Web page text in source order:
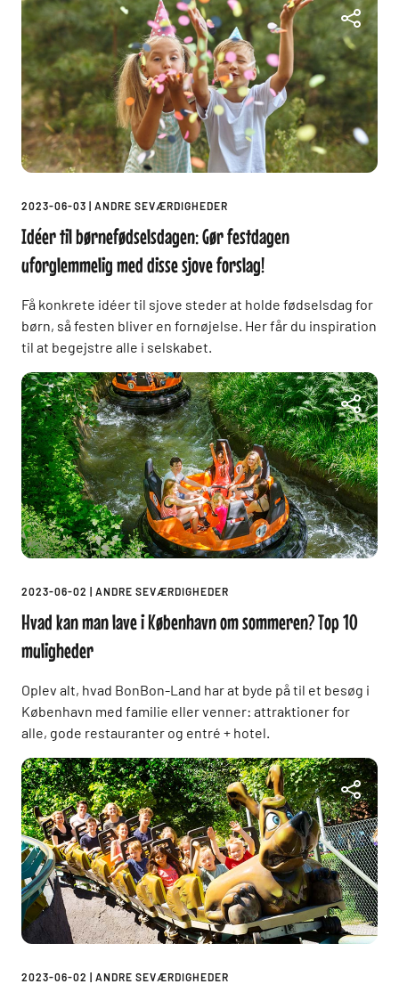
2023-06-03 ANDRE SEVÆRDIGHEDER
Idéer til børnefødselsdagen: Gør festdagen
uforglemmelig med disse sjove forslag!
Få konkrete idéer til sjove steder at holde fødselsdag for
børn, så festen bliver en fornøjelse. Her får du inspiration
til at begejstre alle i selskabet.
2023-06-02 ANDRE SEVÆRDIGHEDER
Hvad kan man lave i København om sommeren? Top 10
muligheder
Oplev alt, hvad BonBon-Land har at byde på til et besøg i
København med familie eller venner: attraktioner for
alle, gode restauranter og entré + hotel.
2023-06-02 ANDRE SEVÆRDIGHEDER